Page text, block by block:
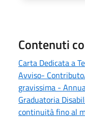
Contenuti
Carta Dedicata a
Avviso-
gravissima -
Graduatoria
continuità fino al